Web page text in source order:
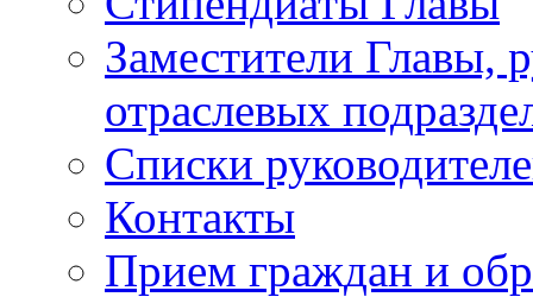
Заместители Главы,
отраслевых
Списки
Контакты
Прием граждан и